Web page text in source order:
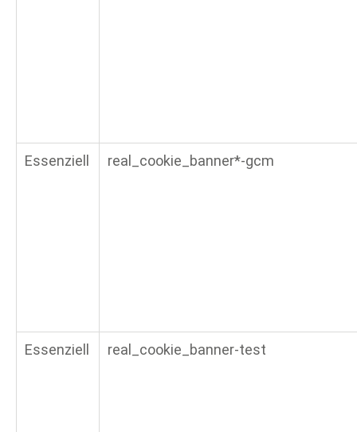
Essenziell real_cookie_banner*-gcm
Essenziell real_cookie_banner-test